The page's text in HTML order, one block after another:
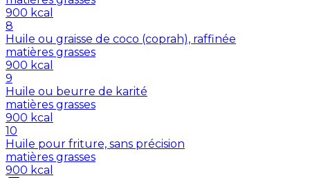
900 kcal
8
Huile ou graisse de coco (coprah), raffinée
matières grasses
900 kcal
9
Huile ou beurre de karité
matières grasses
900 kcal
10
Huile pour friture, sans précision
matières grasses
900 kcal